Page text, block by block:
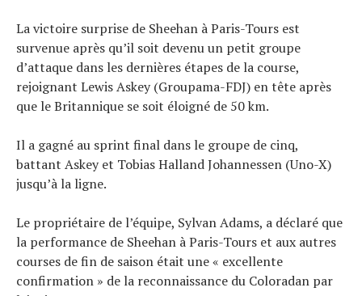
La victoire surprise de Sheehan à Paris-Tours est
survenue après qu’il soit devenu un petit groupe
d’attaque dans les dernières étapes de la course,
rejoignant Lewis Askey (Groupama-FDJ) en tête après
que le Britannique se soit éloigné de 50 km.
Il a gagné au sprint final dans le groupe de cinq,
battant Askey et Tobias Halland Johannessen (Uno-X)
jusqu’à la ligne.
Le propriétaire de l’équipe, Sylvan Adams, a déclaré que
la performance de Sheehan à Paris-Tours et aux autres
courses de fin de saison était une « excellente
confirmation » de la reconnaissance du Coloradan par